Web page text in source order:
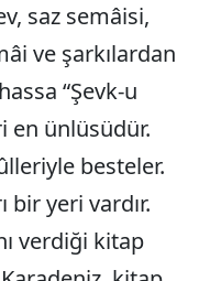
Iğdır
Yalova
Karabük
Kilis
Osmaniye
Düzce
saz semâisi,
ve şarkılardan
“Şevk-u
en ünlüsüdür.
besteler.
bir yeri vardır.
verdiği kitap